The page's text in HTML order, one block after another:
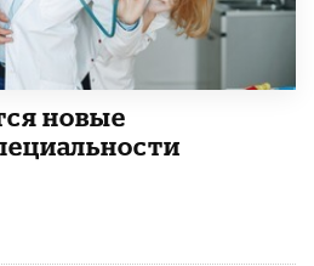
новые